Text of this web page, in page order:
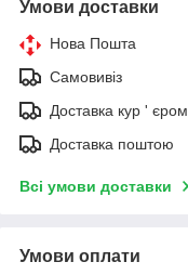
Умови доставки
Нова Пошта
Самовивіз
Доставка кур ' єром
Доставка поштою
Всі умови доставки
Умови оплати